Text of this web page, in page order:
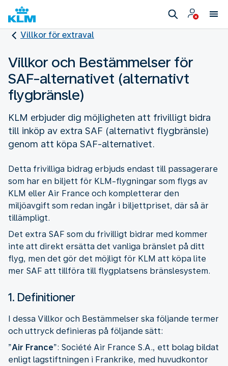
Villkor för extraval
Villkor och Bestämmelser för
SAF-alternativet (alternativt
flygbränsle)
KLM erbjuder dig möjligheten att frivilligt bidra
till inköp av extra SAF (alternativt flygbränsle)
genom att köpa SAF-alternativet.
Detta frivilliga bidrag erbjuds endast till passagerare
som har en biljett för KLM-flygningar som flygs av
KLM eller Air France och kompletterar den
miljöavgift som redan ingår i biljettpriset, där så är
tillämpligt.
Det extra SAF som du frivilligt bidrar med kommer
inte att direkt ersätta det vanliga bränslet på ditt
flyg, men det gör det möjligt för KLM att köpa lite
mer SAF att tillföra till flygplatsens bränslesystem.
1. Definitioner
I dessa Villkor och Bestämmelser ska följande termer
och uttryck definieras på följande sätt:
”Air France”: Société Air France S.A., ett bolag bildat
enligt lagstiftningen i Frankrike, med huvudkontor